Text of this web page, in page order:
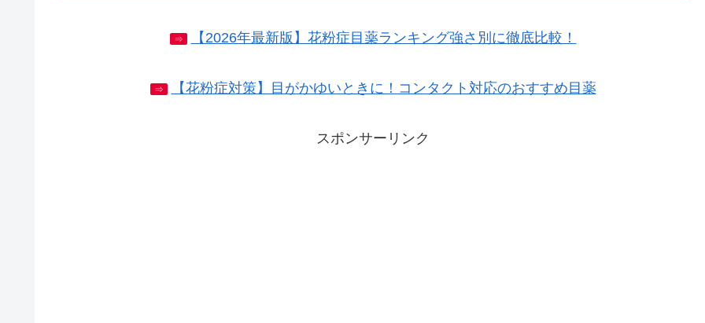
⇒ 【2026年最新版】花粉症目薬ランキング強さ別に徹底比較！
⇒ 【花粉症対策】目がかゆいときに！コンタクト対応のおすすめ目薬
スポンサーリンク